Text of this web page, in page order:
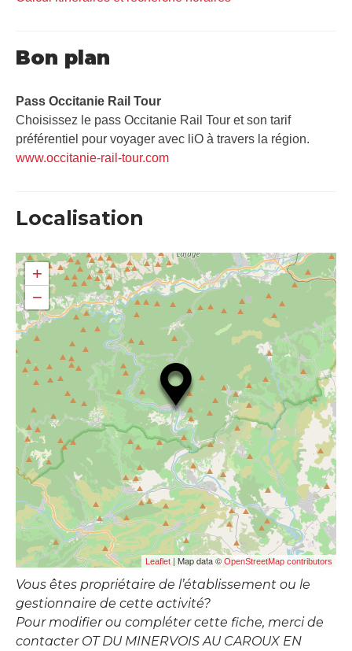
Bon plan
Pass Occitanie Rail Tour​
Choisissez le pass Occitanie Rail Tour et son tarif
préférentiel pour voyager avec liO à travers la région.
www.occitanie-rail-tour.com
Localisation
+
−
Leaflet | Map data © OpenStreetMap contributors
Vous êtes propriétaire de l’établissement ou le
gestionnaire de cette activité?
Pour modifier ou compléter cette fiche, merci de
contacter OT DU MINERVOIS AU CAROUX EN